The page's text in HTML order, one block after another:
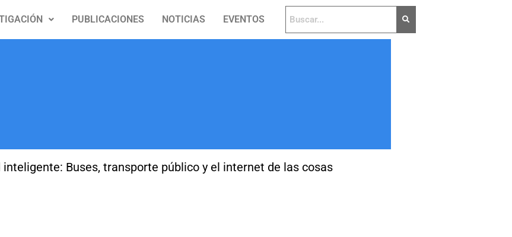
PUBLICACIONES NOTICIAS EVENTOS
inteligente: Buses, transporte público y el internet de las cosas